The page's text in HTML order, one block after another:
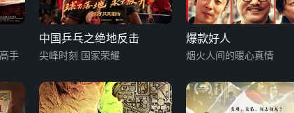
手
中国乒乓之绝地反击
尖峰时刻 国家荣耀
爆款好人
烟火人间的暖心真情